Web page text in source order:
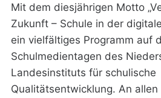
Mit dem diesjährigen Motto
Zukunft – Schule in der
ein vielfältiges Programm auf
Schulmedientagen des
Landesinstituts für schulische
Qualitätsentwicklung. An